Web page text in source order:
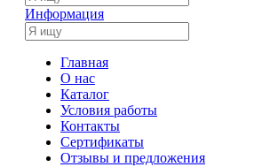
Информация
Главная
О нас
Каталог
Условия работы
Контакты
Сертификаты
Отзывы и предложения